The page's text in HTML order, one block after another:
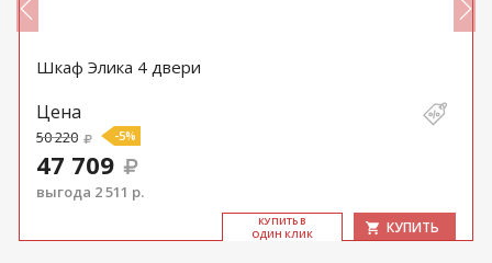
Шкаф Элика 4 двери
Цена
50 220 -5%
47 709
выгода 2 511 р.
КУ­ПИТЬ В
ОДИН КЛИК
КУПИТЬ